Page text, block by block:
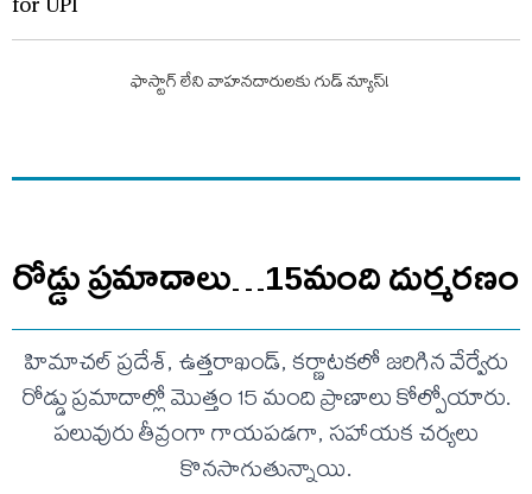
ఫాస్టాగ్‌ లేని వాహనదారులకు గుడ్ న్యూస్!
రోడ్డు ప్రమాదాలు…15మంది దుర్మరణం
హిమాచల్ ప్రదేశ్, ఉత్తరాఖండ్, కర్ణాటకలో జరిగిన వేర్వేరు
రోడ్డు ప్రమాదాల్లో మొత్తం 15 మంది ప్రాణాలు కోల్పోయారు.
పలువురు తీవ్రంగా గాయపడగా, సహాయక చర్యలు
కొనసాగుతున్నాయి.